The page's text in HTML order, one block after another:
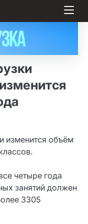
изменится объём
четыре года
занятий должен
3305